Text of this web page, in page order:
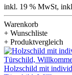
inkl. 19 % MwSt,
Warenkorb
+ Wunschliste
+ Produktvergleich
Holzschild mit